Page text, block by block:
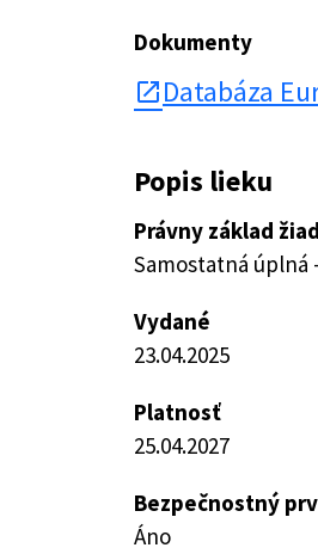
Dokumenty
open_in_new Databáza
Popis lieku
Právny základ
Samostatná úplná
Vydané
23.04.2025
Platnosť
25.04.2027
Bezpečnostný
Áno